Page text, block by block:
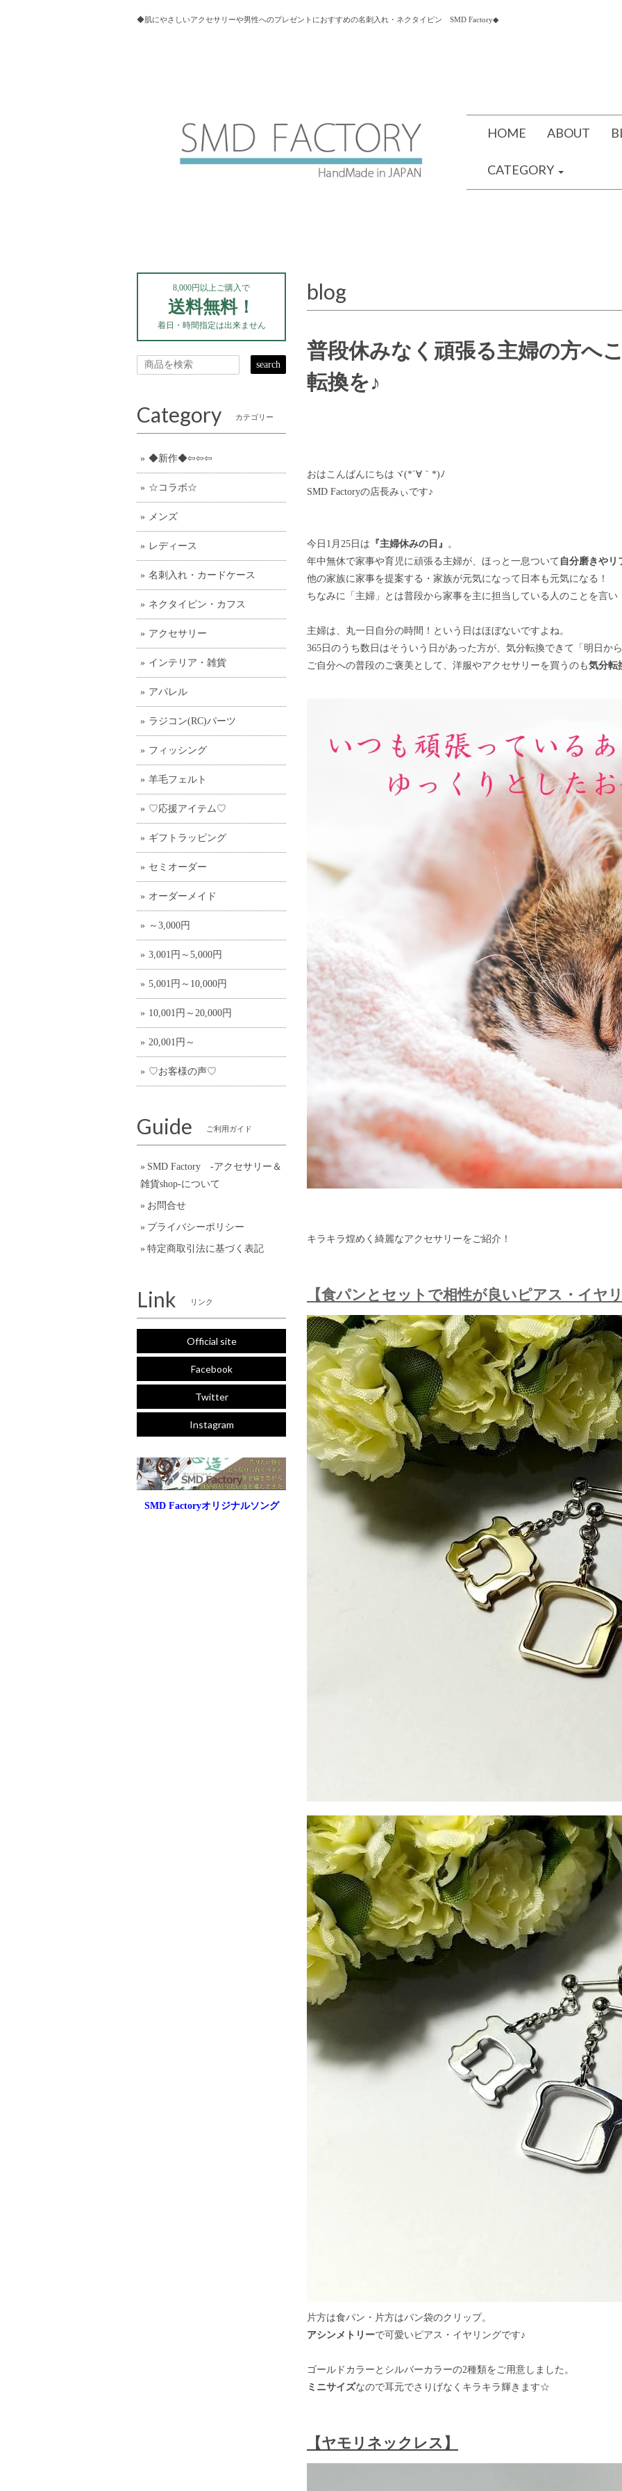
◆肌にやさしいアクセサリーや男性へのプレゼントにおすすめの名刺入れ・ネクタイピン SMD Factory◆
HOME ABOUT
CATEGORY
blog
普段休みなく頑張る主婦の方へ
転換を♪
おはこんばんにちはヾ(*´∀｀*)ﾉ
SMD Factoryの店長みぃです♪
今日1月25日は 『主婦休みの日』
。
年中無休で家事や育児に頑張る主婦が、ほっと一息ついて 自分磨きやリ
他の家族に家事を提案する・家族が元気になって日本も元気になる！
ちなみに「主婦」とは普段から家事を主に担当している人のことを言い
主婦は、丸一日自分の時間！という日はほぼないですよね。
365日のうち数日はそういう日があった方が、気分転換できて「明日か
ご自分への普段のご褒美として、洋服やアクセサリーを買うのも気分転
キラキラ煌めく綺麗なアクセサリーをご紹介！
【食パンとセットで相性が良いピアス・イヤ
片方は食パン・片方はパン袋のクリップ。
アシンメトリーで可愛いピアス・イヤリングです♪
ゴールドカラーとシルバーカラーの2種類をご用意しました。
ミニサイズなので耳元でさりげなくキラキラ輝きます☆
【ヤモリネックレス】
8,000円以上ご購入で
送料無料！
着日・時間指定は出来ません
search
Category カテゴリー
◆新作◆⇦⇦⇦
☆コラボ☆
メンズ
レディース
名刺入れ・カードケース
ネクタイピン・カフス
アクセサリー
インテリア・雑貨
アパレル
ラジコン(RC)パーツ
フィッシング
羊毛フェルト
♡応援アイテム♡
ギフトラッピング
セミオーダー
オーダーメイド
～3,000円
3,001円～5,000円
5,001円～10,000円
10,001円～20,000円
20,001円～
♡お客様の声♡
Guide ご利用ガイド
SMD Factory -アクセサリー＆
雑貨shop-について
お問合せ
プライバシーポリシー
特定商取引法に基づく表記
Link リンク
Official site
Facebook
Twitter
Instagram
SMD Factoryオリジナルソング